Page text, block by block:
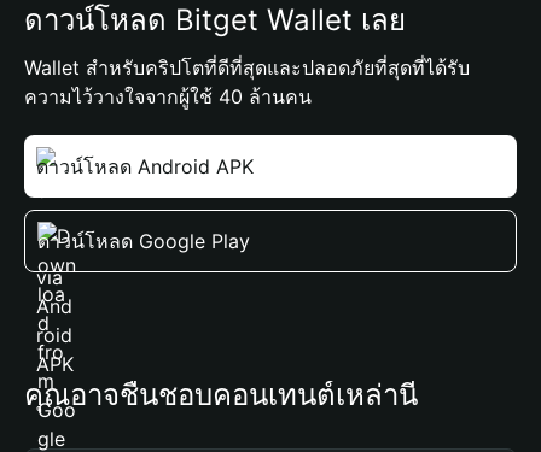
ดาวน์โหลด Bitget Wallet เลย
Wallet สำหรับคริปโตที่ดีที่สุดและปลอดภัยที่สุดที่ได้รับ
ความไว้วางใจจากผู้ใช้ 40 ล้านคน
ดาวน์โหลด Android APK
ดาวน์โหลด Google Play
คุณอาจชื่นชอบคอนเทนต์เหล่านี้